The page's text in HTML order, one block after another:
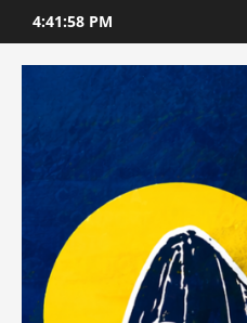
to
content
4:41:59 PM